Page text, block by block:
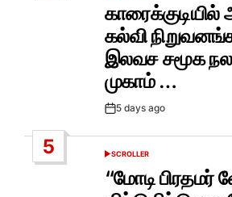
கல்வி
இலவச சமூக நல
முகாம் …
Post5 days ago
5
POSTED
SCROLLER
“மோடி